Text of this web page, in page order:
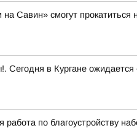
Савин» смогут прокатиться
Сегодня в Кургане
работа по благоустройству